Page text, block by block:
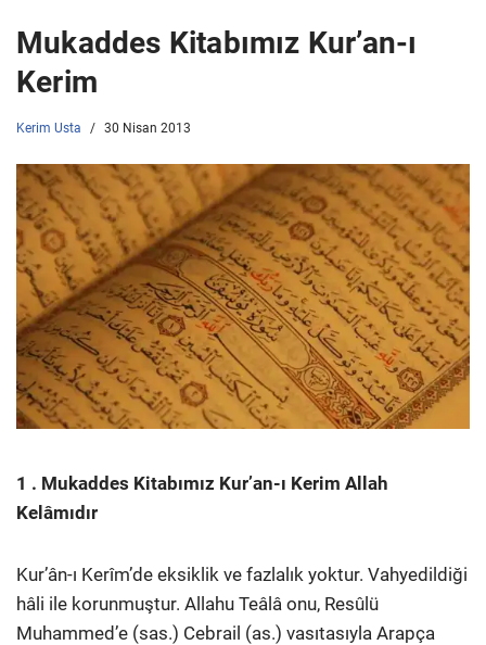
Mukaddes Kitabımız Kur’an-ı
Kerim
Kerim Usta 30 Nisan 2013
1 . Mukaddes Kitabımız Kur’an-ı Kerim Allah
Kelâmıdır
Kur’ân-ı Kerîm’de eksiklik ve fazlalık yoktur. Vahyedildiği
hâli ile korunmuştur. Allahu Teâlâ onu, Resûlü
Muhammed’e (sas.) Cebrail (as.) vasıtasıyla Arapça